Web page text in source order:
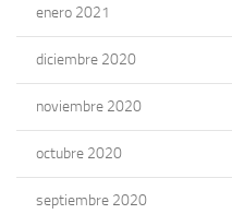
enero 2021
diciembre 2020
noviembre 2020
octubre 2020
septiembre 2020